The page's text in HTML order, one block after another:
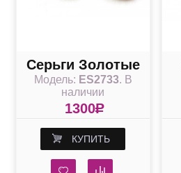
Серьги Золотые
сердцеедки
сине-голубые
Модель: ES2733. В
наличии
1300R
КУПИТЬ